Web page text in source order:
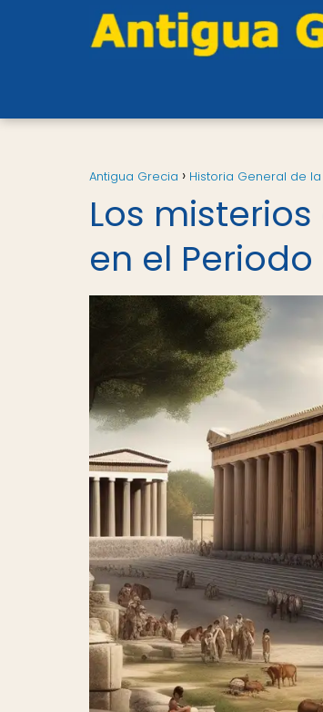
Antigua Grecia Historia General de
Los
en el